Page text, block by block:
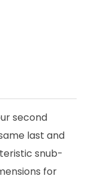
second
last and
snub-
for